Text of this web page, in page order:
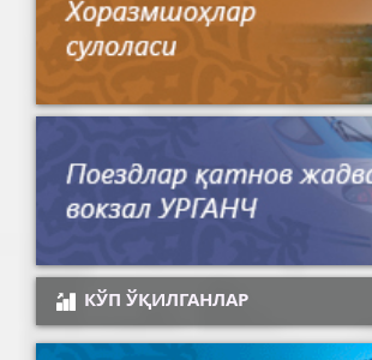
КЎП ЎҚИЛГАНЛАР